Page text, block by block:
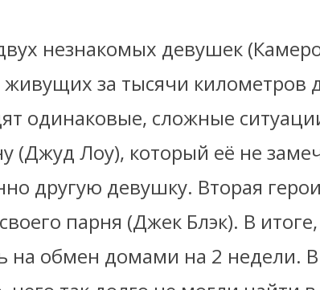
незнакомых девушек
живущих за тысячи километров
одинаковые, сложные
(Джуд Лоу), который её не
другую девушку. Вторая
парня (Джек Блэк). В
на обмен домами на 2 недели. В